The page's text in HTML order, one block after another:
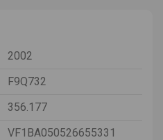
2002
F9Q732
356.177
VF1BA050526655331